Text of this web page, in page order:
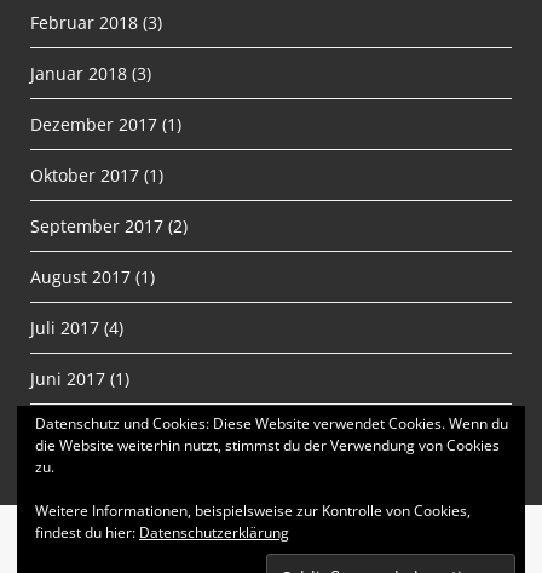
Februar 2018 (3)
Januar 2018 (3)
Dezember 2017 (1)
Oktober 2017 (1)
September 2017 (2)
August 2017 (1)
Juli 2017 (4)
Juni 2017 (1)
Proudly powered by WordPress |Theme: matata by
valerio
Datenschutz und Cookies: Diese Website verwendet Cookies. Wenn du
die Website weiterhin nutzt, stimmst du der Verwendung von Cookies
zu.
Weitere Informationen, beispielsweise zur Kontrolle von Cookies,
findest du hier: Datenschutzerklärung